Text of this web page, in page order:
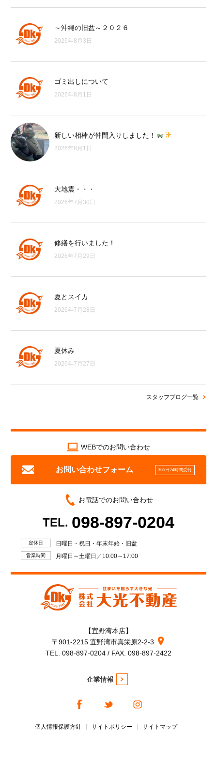
～沖縄の旧盆～２０２６
2026年8月3日
ゴミ出しについて
2026年8月1日
新しい相棒が仲間入りしました！
2026年8月1日
大地震・・・
2026年7月30日
修繕を行いました！
2026年7月29日
夏とスイカ
2026年7月28日
夏休み
2026年7月27日
スタッフブログ一覧
WEBでのお問い合わせ
お問い合わせフォーム 365日24時間受付
お電話でのお問い合わせ
TEL. 098-897-0204
定休日 日曜日・祝日・年末年始・旧盆
営業時間 月曜日～土曜日／10:00～17:00
【宜野湾本店】
〒901-2215 宜野湾市真栄原2-2-3
TEL. 098-897-0204 / FAX. 098-897-2422
企業情報
個人情報保護方針 サイトポリシー サイトマップ